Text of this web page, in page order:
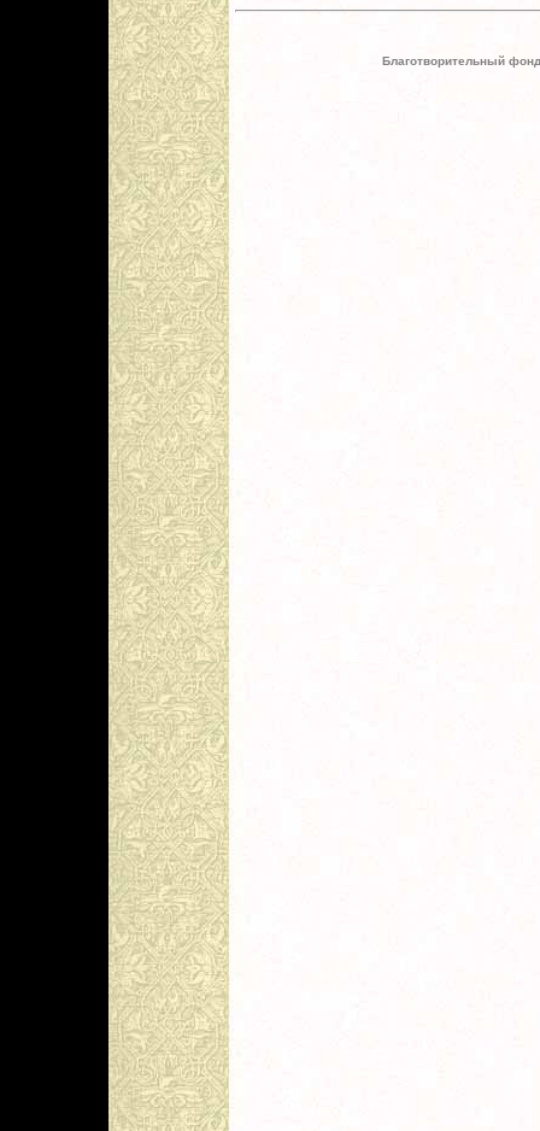
Благотворительный